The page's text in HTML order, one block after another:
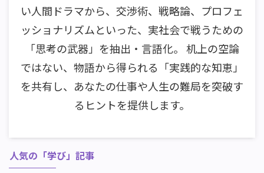
い人間ドラマから、交渉術、戦略論、プロフェ
ッショナリズムといった、実社会で戦うための
「思考の武器」を抽出・言語化。 机上の空論
ではない、物語から得られる「実践的な知恵」
を共有し、あなたの仕事や人生の難局を突破す
るヒントを提供します。
人気の「学び」記事